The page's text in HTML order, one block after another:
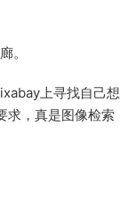
。
上寻找自己想
求，真是图像检索